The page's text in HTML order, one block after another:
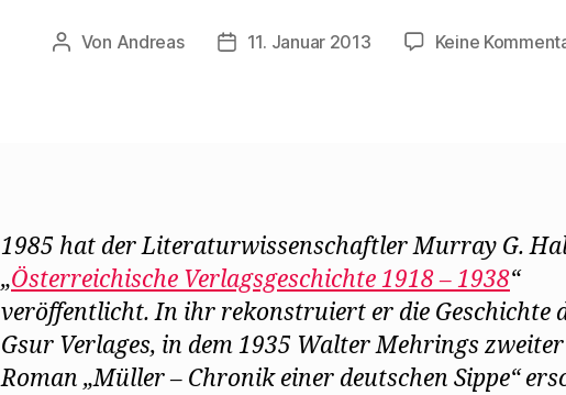
Beitragsautor
Von Andreas Beitragsdatum
11. Januar 2013 Keine
1985 hat der Literaturwissenschaftler Murray G.
„Österreichische Verlagsgeschichte 1918 – 1938“
veröffentlicht. In ihr rekonstruiert er die Geschichte
Gsur Verlages, in dem 1935 Walter Mehrings zweiter
Roman „Müller – Chronik einer deutschen Sippe“